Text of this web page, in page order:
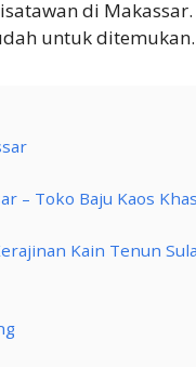
di
untuk ditemukan.
– Toko Baju Kaos
Kain Tenun